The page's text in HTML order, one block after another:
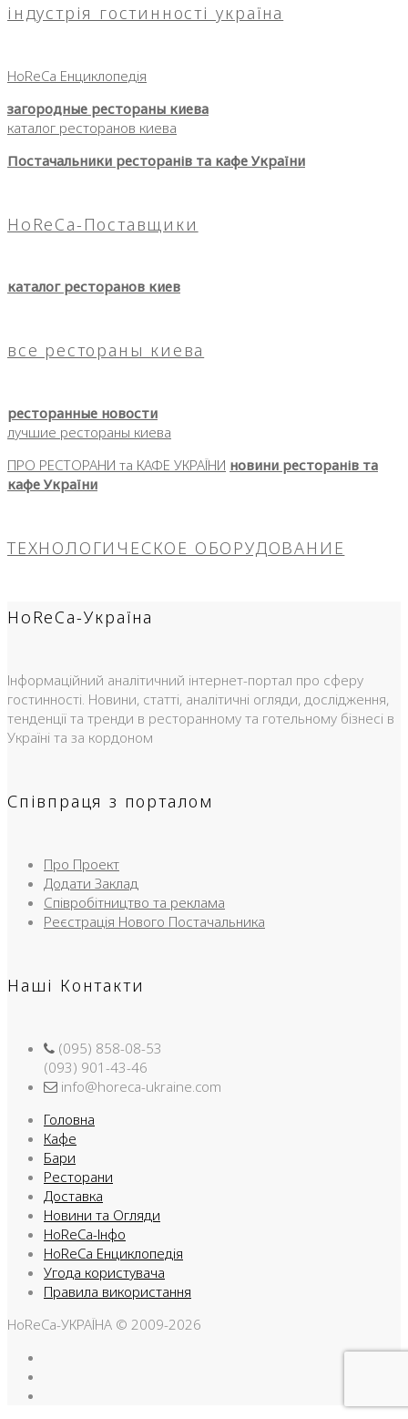
індустрія гостинності україна
HoReCa Енциклопедія
загородные рестораны киева
каталог ресторанов киева
Постачальники ресторанів та кафе України
HoReCa-Поставщики
каталог ресторанов киев
все рестораны киева
ресторанные новости
лучшие рестораны киева
ПРО РЕСТОРАНИ та КАФЕ УКРАЇНИ новини ресторанів та
кафе України
ТЕХНОЛОГИЧЕСКОЕ ОБОРУДОВАНИЕ
HoReCa-Україна
Інформаційний аналітичний інтернет-портал про сферу
гостинності. Новини, статті, аналітичні огляди, дослідження,
тенденції та тренди в ресторанному та готельному бізнесі в
Україні та за кордоном
Співпраця з порталом
Про Проект
Додати Заклад
Співробітництво та реклама
Реєстрація Нового Постачальника
Наші Контакти
(095) 858-08-53
(093) 901-43-46
info@horeca-ukraine.com
Головна
Кафе
Бари
Ресторани
Доставка
Новини та Огляди
HoReCa-Інфо
HoReCa Енциклопедія
Угода користувача
Правила використання
HoReCa-УКРАЇНА © 2009-2026